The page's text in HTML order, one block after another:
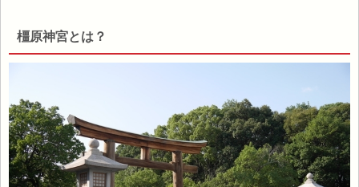
橿原神宮とは？